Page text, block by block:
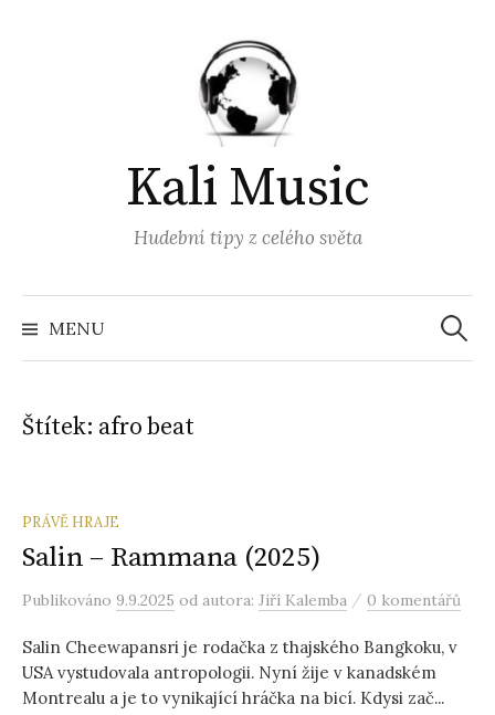
Kali Music
Hudební tipy z celého světa
MENU
Štítek: afro beat
PRÁVĚ HRAJE
Salin – Rammana (2025)
Publikováno 9.9.2025 od autora: Jiří Kalemba / 0 komentářů
Salin Cheewapansri je rodačka z thajského Bangkoku, v
USA vystudovala antropologii. Nyní žije v kanadském
Montrealu a je to vynikající hráčka na bicí. Kdysi zač...